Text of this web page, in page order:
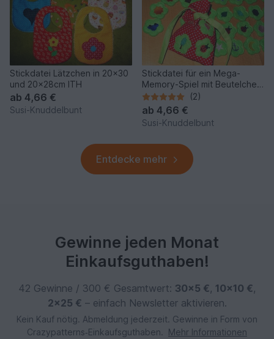
Stickdatei Lätzchen in 20x30
und 20x28cm ITH
ab 4,66 €
Susi-Knuddelbunt
Stickdatei für ein Mega-
Memory-Spiel mit Beutelchen
ITH
(2)
ab 4,66 €
Susi-Knuddelbunt
Entdecke mehr
Gewinne jeden Monat
Einkaufsguthaben!
42 Gewinne / 300 € Gesamtwert: 30×5 €, 10×10 €,
2×25 € – einfach Newsletter aktivieren.
Kein Kauf nötig. Abmeldung jederzeit. Gewinne in Form von
Crazypatterns‑Einkaufsguthaben.
Mehr Informationen